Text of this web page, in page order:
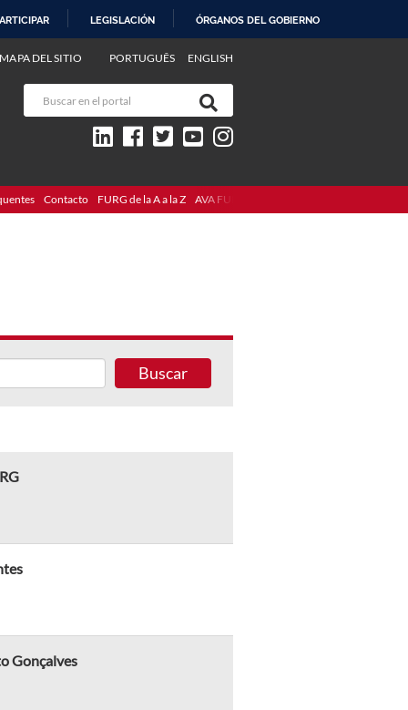
LEGISLACIÓN ÓRGANOS DEL GOBIERNO
PORTUGUÊS ENGLISH
MAPA DEL SITIO
Contacto FURG de la A a la Z AVA FURG
Buscar
Gonçalves